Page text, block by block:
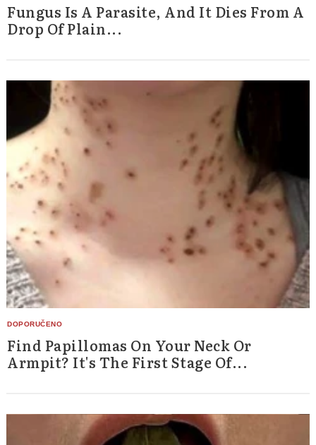
Fungus Is A Parasite, And It Dies From A
Drop Of Plain...
Find Papillomas On Your Neck Or
Armpit? It's The First Stage Of...